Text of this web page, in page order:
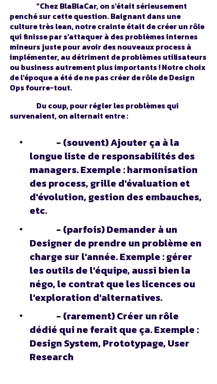
“Chez BlaBlaCar, on s'était sérieusement
penché sur cette question. Baignant dans une
culture très lean, notre crainte était de créer un rôle
qui finisse par s'attaquer à des problèmes internes
mineurs juste pour avoir des nouveaux process à
implémenter, au détriment de problèmes utilisateurs
ou business autrement plus importants ! Notre choix
de l'époque a été de ne pas créer de rôle de Design
Ops fourre-tout.
Du coup, pour régler les problèmes qui
survenaient, on alternait entre :
- (souvent) Ajouter ça à la
longue liste de responsabilités des
managers. Exemple : harmonisation
des process, grille d'évaluation et
d'évolution, gestion des embauches,
etc.
- (parfois) Demander à un
Designer de prendre un problème en
charge sur l'année. Exemple : gérer
les outils de l'équipe, aussi bien la
négo, le contrat que les licences ou
l'exploration d'alternatives.
- (rarement) Créer un rôle
dédié qui ne ferait que ça. Exemple :
Design System, Prototypage, User
Research